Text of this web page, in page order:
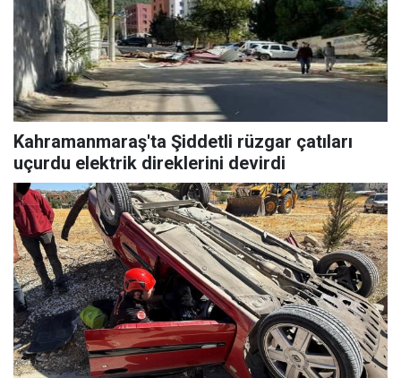
Kahramanmaraş'ta Şiddetli rüzgar çatıları
uçurdu elektrik direklerini devirdi